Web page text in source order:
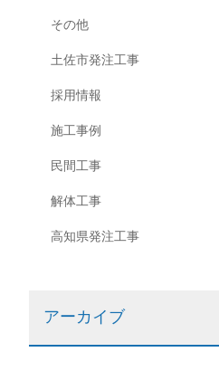
ンその他
土佐市発注工事
採用情報
施工事例
民間工事
解体工事
高知県発注工事
アーカイブ